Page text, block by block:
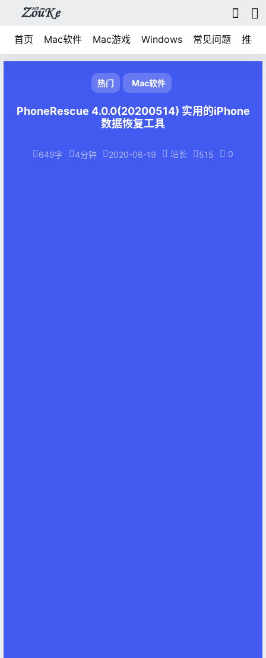
首页 Mac软件 Mac游戏 Windows 常见问题 推荐
热门 Mac软件
PhoneRescue 4.0.0(20200514) 实用的iPhone
数据恢复工具
649字 4分钟 2020-06-19 站长 515 0